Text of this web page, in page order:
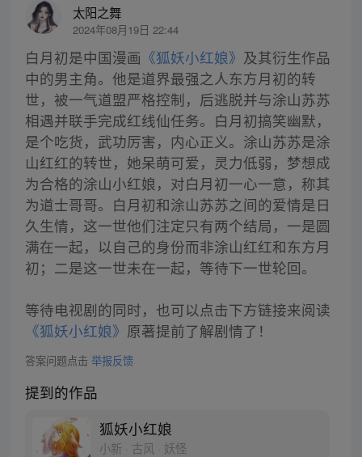
太阳之舞
2024年08月19日 22:44
白月初是中国漫画 《狐妖小红娘》 及其衍生作品
中的男主角。他是道界最强之人东方月初的转
世，被一气道盟严格控制，后逃脱并与涂山苏苏
相遇并联手完成红线仙任务。白月初搞笑幽默，
是个吃货，武功厉害，内心正义。涂山苏苏是涂
山红红的转世，她呆萌可爱，灵力低弱，梦想成
为合格的涂山小红娘，对白月初一心一意，称其
为道士哥哥。白月初和涂山苏苏之间的爱情是日
久生情，这一世他们注定只有两个结局，一是圆
满在一起，以自己的身份而非涂山红红和东方月
初；二是这一世未在一起，等待下一世轮回。
等待电视剧的同时，也可以点击下方链接来阅读
《狐妖小红娘》 原著提前了解剧情了！
答案问题点击 举报反馈
提到的作品
狐妖小红娘
小新 · 古风 · 妖怪